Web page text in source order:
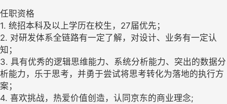
任职资格
1. 统招本科及以上学历在校生，27届优先；
2. 对研发体系全链路有一定了解，对设计、业务有一定认
知；
3. 具有优秀的逻辑思维能力、系统分析能力、突出的数据分
析能力，乐于思考，并勇于尝试将思考转化为落地的执行方
案；
4. 喜欢挑战，热爱价值创造，认同京东的商业理念;